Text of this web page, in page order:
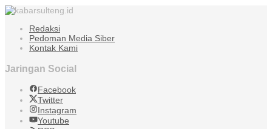
Redaksi
Pedoman Media Siber
Kontak Kami
Jaringan Social
Facebook
Twitter
Instagram
Youtube